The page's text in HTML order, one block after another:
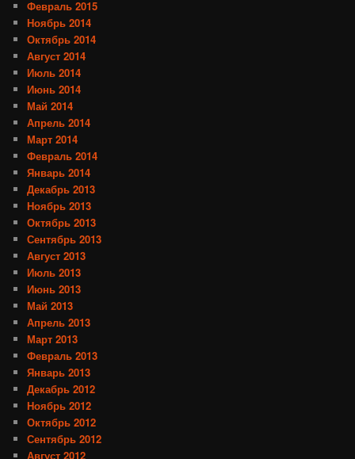
Февраль 2015
Ноябрь 2014
Октябрь 2014
Август 2014
Июль 2014
Июнь 2014
Май 2014
Апрель 2014
Март 2014
Февраль 2014
Январь 2014
Декабрь 2013
Ноябрь 2013
Октябрь 2013
Сентябрь 2013
Август 2013
Июль 2013
Июнь 2013
Май 2013
Апрель 2013
Март 2013
Февраль 2013
Январь 2013
Декабрь 2012
Ноябрь 2012
Октябрь 2012
Сентябрь 2012
Август 2012